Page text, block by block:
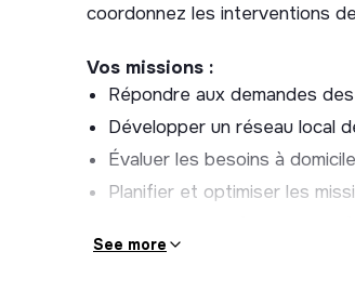
coordonnez les interventions
Vos missions :
Répondre aux demandes
Développer un réseau local
Évaluer les besoins à
Planifier et optimiser les
See more